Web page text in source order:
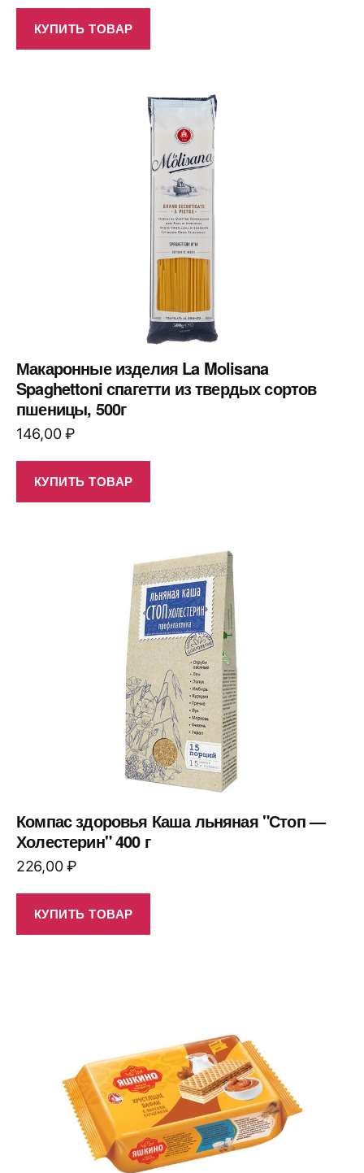
КУПИТЬ ТОВАР
Макаронные изделия La Molisana
Spaghettoni спагетти из твердых сортов
пшеницы, 500г
146,00₽
КУПИТЬ ТОВАР
Компас здоровья Каша льняная "Стоп —
Холестерин" 400 г
226,00₽
КУПИТЬ ТОВАР